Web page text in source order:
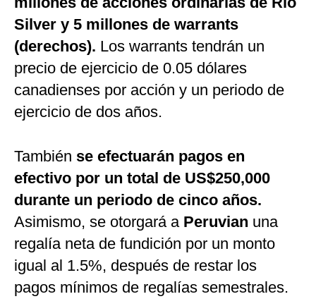
Silver y 5 millones de warrants
(derechos). Los warrants tendrán un
precio de ejercicio de 0.05 dólares
canadienses por acción y un periodo de
ejercicio de dos años.
También se efectuarán pagos en
efectivo por un total de US$250,000
durante un periodo de cinco años.
Asimismo, se otorgará a Peruvian una
regalía neta de fundición por un monto
igual al 1.5%, después de restar los
pagos mínimos de regalías semestrales.